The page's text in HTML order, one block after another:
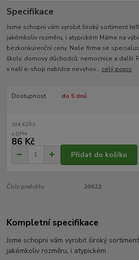
Specifikace
Jsme schopni vám vyrobit široký sortiment
jakémkoliv rozměru, i atypickém Máme na
bezkonkurenční ceny. Naše firma se
školy, domovy důchodců, nemocnice a další.
v naší e-shop nabídce nevyhov... celý popis
Dostupnost do 5 dnů
104 Kč/ks
86 Kč
Přidat do košíku
Číslo produktu: 20022
Kompletní specifikace
Jsme schopni vám vyrobit široký
jakémkoliv rozměru, i atypickém